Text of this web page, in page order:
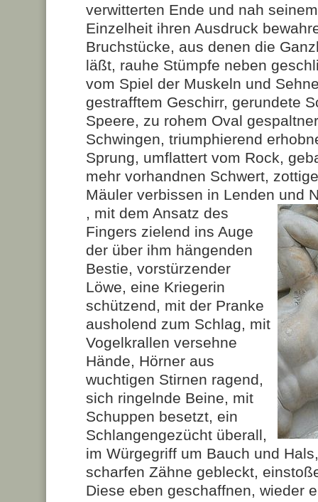
verwitterten Ende und nah
Einzelheit ihren Ausdruck
Bruchstücke, aus denen die
läßt, rauhe Stümpfe neben
vom Spiel der Muskeln und
gestrafftem Geschirr, gerundete
Speere, zu rohem Oval
Schwingen, triumphierend
Sprung, umflattert vom Rock,
mehr vorhandnen Schwert,
Mäuler verbissen in Lenden und
, mit dem Ansatz des
Fingers zielend ins Auge
der über ihm hängenden
Bestie, vorstürzender
Löwe, eine Kriegerin
schützend, mit der Pranke
ausholend zum Schlag, mit
Vogelkrallen versehne
Hände, Hörner aus
wuchtigen Stirnen ragend,
sich ringelnde Beine, mit
Schuppen besetzt, ein
Schlangengezücht überall,
im Würgegriff um Bauch und
scharfen Zähne gebleckt,
Diese eben geschaffnen, wieder